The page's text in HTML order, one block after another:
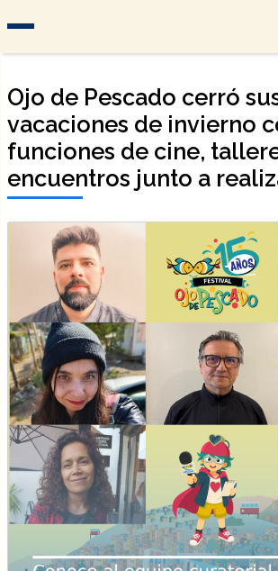
Ojo de Pescado cerró
vacaciones de invierno
funciones de cine,
encuentros junto a